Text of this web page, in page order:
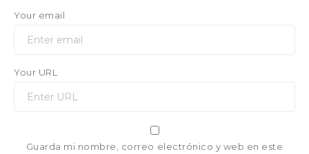
Your email
Your URL
Guarda mi nombre, correo electrónico y web en este